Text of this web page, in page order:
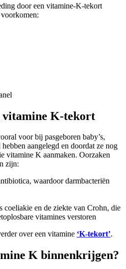
door een vitamine-K-tekort
vitamine K-tekort
voor bij pasgeboren baby’s,
aangelegd en doordat ze nog
vitamine K aanmaken. Oorzaken
zijn:
waardoor darmbacteriën
coeliakie en de ziekte van Crohn, die
vitamines verstoren
over een vitamine ‘K-tekort’.
K binnenkrijgen?